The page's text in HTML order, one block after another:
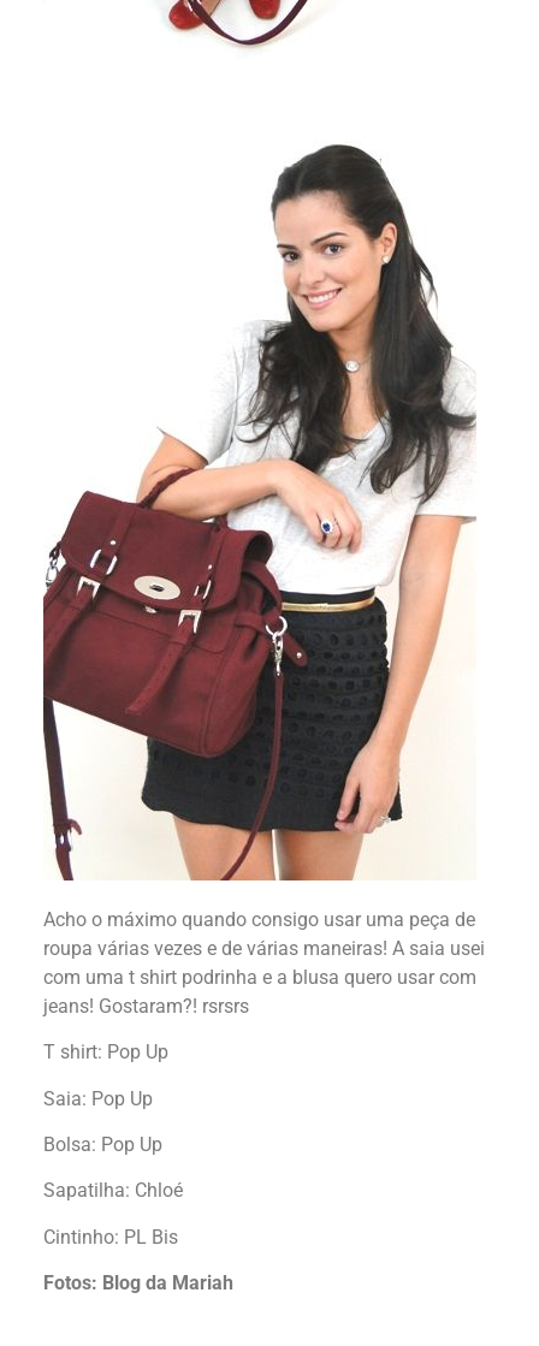
Acho o máximo quando consigo usar uma peça de
roupa várias vezes e de várias maneiras! A saia usei
com uma t shirt podrinha e a blusa quero usar com
jeans! Gostaram?! rsrsrs
T shirt: Pop Up
Saia: Pop Up
Bolsa: Pop Up
Sapatilha: Chloé
Cintinho: PL Bis
Fotos: Blog da Mariah